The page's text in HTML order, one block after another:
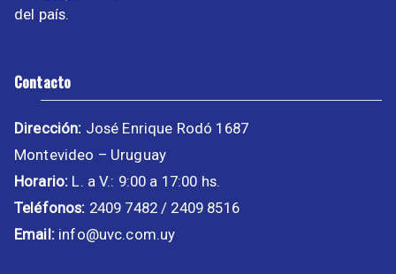
del país.
Contacto
Dirección: José Enrique Rodó 1687
Montevideo – Uruguay
Horario: L. a V.: 9:00 a 17:00 hs.
Teléfonos: 2409 7482 / 2409 8516
Email:info@uvc.com.uy